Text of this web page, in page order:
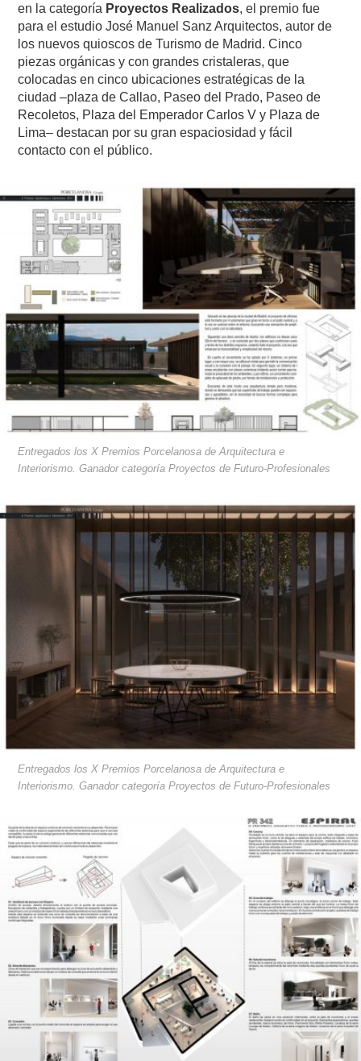
en la categoría Proyectos Realizados, el premio fue
para el estudio José Manuel Sanz Arquitectos, autor de
los nuevos quioscos de Turismo de Madrid. Cinco
piezas orgánicas y con grandes cristaleras, que
colocadas en cinco ubicaciones estratégicas de la
ciudad –plaza de Callao, Paseo del Prado, Paseo de
Recoletos, Plaza del Emperador Carlos V y Plaza de
Lima– destacan por su gran espaciosidad y fácil
contacto con el público.
Entregados los X Premios Porcelanosa de Arquitectura e
Interiorismo. Ganador categoría Proyectos de Futuro-Profesionales
Entregados los X Premios Porcelanosa de Arquitectura e
Interiorismo. Ganador categoría Proyectos de Futuro-Profesionales